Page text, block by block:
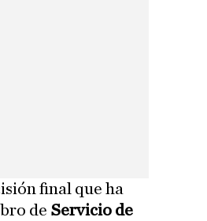
final que ha
de Servicio de